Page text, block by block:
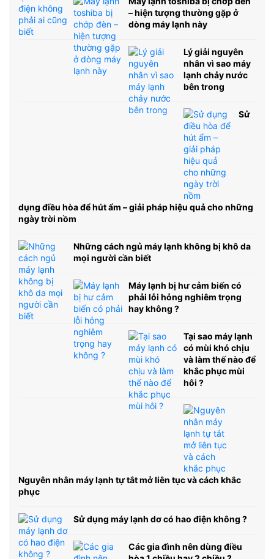
– hiện tượng thường gặp ở
dòng máy lạnh này
Lý giải nguyên
nhân vì sao máy
lạnh chảy nước
bên trong
Sử
dụng điều hòa để hút ẩm – giải pháp hiệu quả cho những
ngày trời nồm
Những cách ngủ máy lạnh không bị khô da
mọi người cần biết
Máy lạnh bị hư cảm biến có
phải lỗi hỏng nghiêm trọng
hay không ?
Tại sao máy lạnh
có mùi khó chịu
và làm thế nào để
khắc phục mùi
hôi ?
Nguyên nhân máy lạnh tự tắt mở liên tục và cách khắc
phục
Sử dụng máy lạnh dơ có hao điện không ?
Các gia đình nên dùng điều